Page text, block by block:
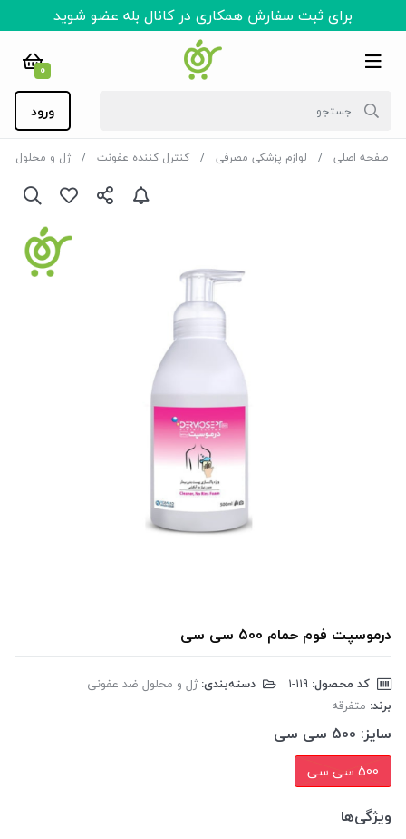
برای ثبت سفارش همکاری در کانال بله عضو شوید
0
ورود
صفحه اصلی لوازم پزشکی مصرفی کنترل کننده عفونت ژل و محلول
درموسپت فوم حمام 500 سی سی
کد محصول: دسته‌بندی: ژل و محلول ضد عفونی
برند: متفرقه
سایز: 500 سی سی
500 سی سی
ویژگی‌ها